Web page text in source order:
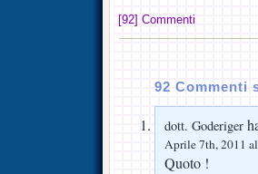
[92] Commenti
92 Commenti
dott. Goderiger
Aprile 7th, 2011
Quoto !